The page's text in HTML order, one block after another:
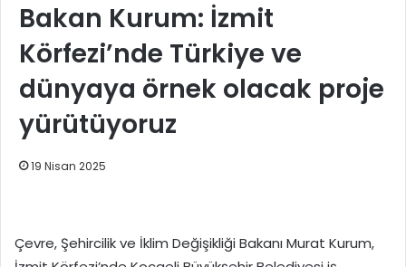
Bakan Kurum: İzmit
Körfezi’nde Türkiye ve
dünyaya örnek olacak proje
yürütüyoruz
19 Nisan 2025
Çevre, Şehircilik ve İklim Değişikliği Bakanı Murat Kurum,